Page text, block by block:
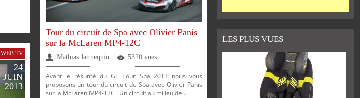
PARTAGERPARTAGERPARTAGER
Tour du circuit de Spa avec Olivier Panis
sur la McLaren MP4-12C
Mathias Jannequin 5320 vues
Avant le résumé du GT Tour Spa 2013 nous vous
proposons un tour du circuit de Spa avec Olivier Panis
sur la McLaren MP4-12C ! Un circuit au milieu de...
TV
24
JUIN
2013
LES PLUS VUES